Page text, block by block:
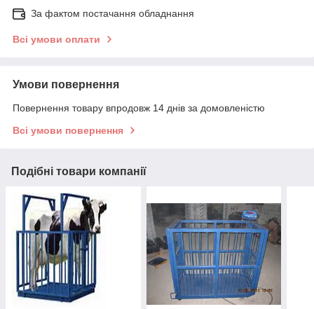
За фактом постачання обладнання
Всі умови оплати
Умови повернення
Повернення товару впродовж 14 днів за домовленістю
Всі умови повернення
Подібні товари компанії